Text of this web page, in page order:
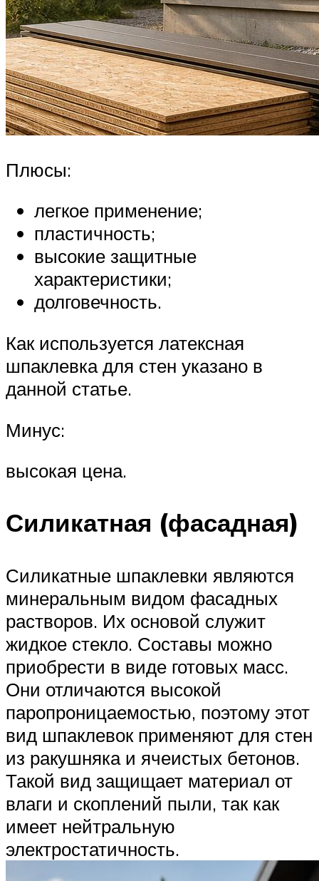
Плюсы:
легкое применение;
пластичность;
высокие защитные
характеристики;
долговечность.
Как используется латексная
шпаклевка для стен указано в
данной статье.
Минус:
высокая цена.
Силикатная (фасадная)
Силикатные шпаклевки являются
минеральным видом фасадных
растворов. Их основой служит
жидкое стекло. Составы можно
приобрести в виде готовых масс.
Они отличаются высокой
паропроницаемостью, поэтому этот
вид шпаклевок применяют для стен
из ракушняка и ячеистых бетонов.
Такой вид защищает материал от
влаги и скоплений пыли, так как
имеет нейтральную
электростатичность.